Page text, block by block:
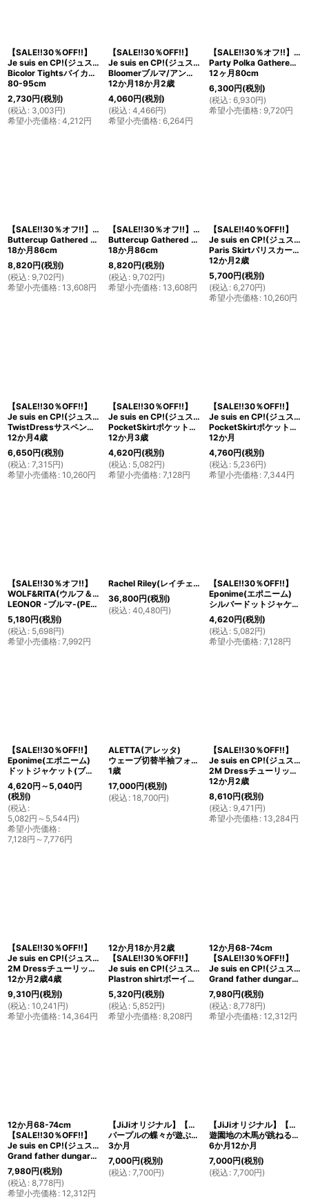
【SALE!!30％OFF!!】
Je suis en CP!(ジュスィザンセーペー)
Bicolor Tightsバイカラータイツ（グリーン）
80-95cm
2,730円(税別)
(税込 : 3,003円)
希望小売価格: 4,212円
【SALE!!30％OFF!!】
Je suis en CP!(ジュスィザンセーペー)
Bloomerブルマ/アンダースカート
12か月18か月2歳
4,060円(税別)
(税込 : 4,466円)
希望小売価格: 6,264円
【SALE!!30％オフ!!】Hucklebones(ハックルボーンズ)
Party Polka Gathered Skirt 水玉ギャザースカート
12ヶ月80cm
6,300円(税別)
(税込 : 6,930円)
希望小売価格: 9,720円
【SALE!!30％オフ!!】Hucklebones(ハックルボーンズ)
Buttercup Gathered Skirt バターカップギャザースカート(ベージュ)
18か月86cm
8,820円(税別)
(税込 : 9,702円)
希望小売価格: 13,608円
【SALE!!30％オフ!!】Hucklebones(ハックルボーンズ)
Buttercup Gathered Skirt バターカップギャザースカート(ネイビー)
18か月86cm
8,820円(税別)
(税込 : 9,702円)
希望小売価格: 13,608円
【SALE!!40％OFF!!】
Je suis en CP!(ジュスィザンセーペー)
Paris Skirtパリスカート(ローズフラワーズ)
12か月2歳
5,700円(税別)
(税込 : 6,270円)
希望小売価格: 10,260円
【SALE!!30％OFF!!】
Je suis en CP!(ジュスィザンセーペー)
TwistDressサスペンダー付きスカート(ダークグレー)
12か月4歳
6,650円(税別)
(税込 : 7,315円)
希望小売価格: 10,260円
【SALE!!30％OFF!!】
Je suis en CP!(ジュスィザンセーペー)
PocketSkirtポケットスカート(ピンクコーデュローイ)
12か月3歳
4,620円(税別)
(税込 : 5,082円)
希望小売価格: 7,128円
【SALE!!30％OFF!!】
Je suis en CP!(ジュスィザンセーペー)
PocketSkirtポケットスカート(ハニーコーデュローイ)
12か月
4,760円(税別)
(税込 : 5,236円)
希望小売価格: 7,344円
【SALE!!30％オフ!!】
WOLF&RITA(ウルフ＆リタ)
LEONOR -ブルマ-(PEANUTS)12-18ヶ月
5,180円(税別)
(税込 : 5,698円)
希望小売価格: 7,992円
Rachel Riley(レイチェル・ライリー）Velvet Trim Scalloped Coat ベルベットトリムスカラップドコート(ネイビー) 1歳74cm
36,800円(税別)
(税込 : 40,480円)
【SALE!!30％OFF!!】
Eponime(エポニーム)
シルバードットジャケット(グレー)12か月1歳75cm
4,620円(税別)
(税込 : 5,082円)
希望小売価格: 7,128円
【SALE!!30％OFF!!】
Eponime(エポニーム)
ドットジャケット(ブラウン)12か月2歳
4,620円 ～5,040円
(税別)
(税込 :
5,082円 ～5,544円)
希望小売価格:
7,128円 ～7,776円
ALETTA(アレッタ)
ウェーブ切替半袖フォーマルワンピース
1歳
17,000円(税別)
(税込 : 18,700円)
【SALE!!30％OFF!!】
Je suis en CP!(ジュスィザンセーペー)
2M Dressチューリップシルエットドレス(リバティ×ヘリンボーン)
12か月2歳
8,610円(税別)
(税込 : 9,471 円)
希望小売価格: 13,284円
【SALE!!30％OFF!!】
Je suis en CP!(ジュスィザンセーペー)
2M Dressチューリップシルエットドレス(ミントグリーン)
12か月2歳4歳
9,310円(税別)
(税込 : 10,241 円)
希望小売価格: 14,364円
12か月18か月2歳
【SALE!!30％OFF!!】
Je suis en CP!(ジュスィザンセーペー)
Plastron shirtボーイズバックボタンシャツ(ブルーグレー)
5,320円(税別)
(税込 : 5,852円)
希望小売価格: 8,208円
12か月68-74cm
【SALE!!30％OFF!!】
Je suis en CP!(ジュスィザンセーペー)
Grand father dungareeボーイズオーバーオール(ブラウン)
7,980円(税別)
(税込 : 8,778円)
希望小売価格: 12,312円
12か月68-74cm
【SALE!!30％OFF!!】
Je suis en CP!(ジュスィザンセーペー)
Grand father dungareeボーイズオーバーオール(ブルーグレー)
7,980円(税別)
(税込 : 8,778円)
希望小売価格: 12,312円
【JiJiオリジナル】【ベイビーロンパース】
パープルの蝶々が遊ぶスモッキング刺繍
3か月
7,000円(税別)
(税込 : 7,700円)
【JiJiオリジナル】【ベイビーロンパース】
遊園地の木馬が跳ねるスモッキング刺繍（男女共用）
6か月12か月
7,000円(税別)
(税込 : 7,700円)